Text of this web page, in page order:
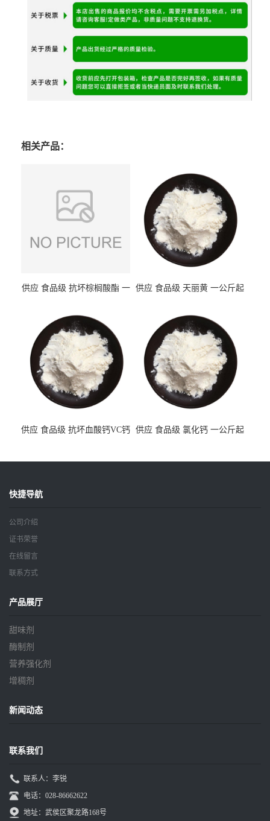
相关产品：
供应 食品级 抗坏棕榈酸酯 一
供应 食品级 天丽黄 一公斤起
供应 食品级 抗坏血酸钙VC钙 供应 食品级 氯化钙 一公斤起
快捷导航
公司介绍
证书荣誉
在线留言
联系方式
产品展厅
甜味剂
酶制剂
营养强化剂
增稠剂
新闻动态
联系我们
联系人：李锐
电话：028-86662622
地址：武侯区聚龙路168号